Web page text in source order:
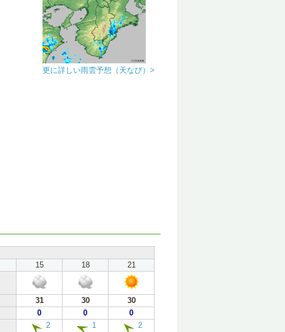
更に詳しい雨雲予想（天なび）>
15 18
21
31 30
30
0 0
0
2 1 2